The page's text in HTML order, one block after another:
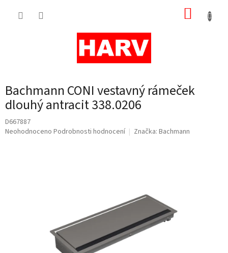
Bachmann CONI vestavný rámeček
dlouhý antracit 338.0206
D667887
Průměrné
Neohodnoceno Podrobnosti hodnocení Značka: Bachmann